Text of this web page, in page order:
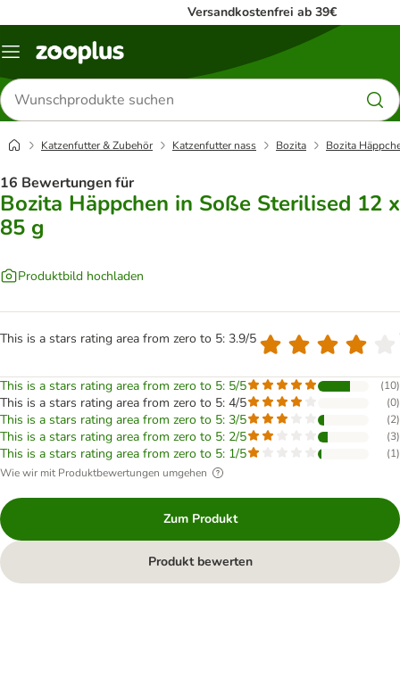
Versandkostenfrei ab 39€
Menü
Produkte
suchen
Katzenfutter & Zubehör Katzenfutter nass Bozita Bozita
16 Bewertungen für
Bozita Häppchen in Soße Sterilised 12 x
85 g
Produktbild hochladen
This is a stars rating area from zero to 5: 3.9/5
This is a stars rating area from zero to 5: 5/5 (10)
This is a stars rating area from zero to 5: 4/5 (0)
This is a stars rating area from zero to 5: 3/5 (2)
This is a stars rating area from zero to 5: 2/5 (3)
This is a stars rating area from zero to 5: 1/5 (1)
Wie wir mit Produktbewertungen umgehen
Zum Produkt
Produkt bewerten